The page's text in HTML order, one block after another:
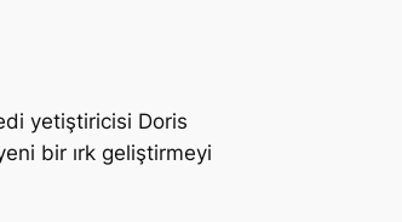
yetiştiricisi Doris
bir ırk geliştirmeyi